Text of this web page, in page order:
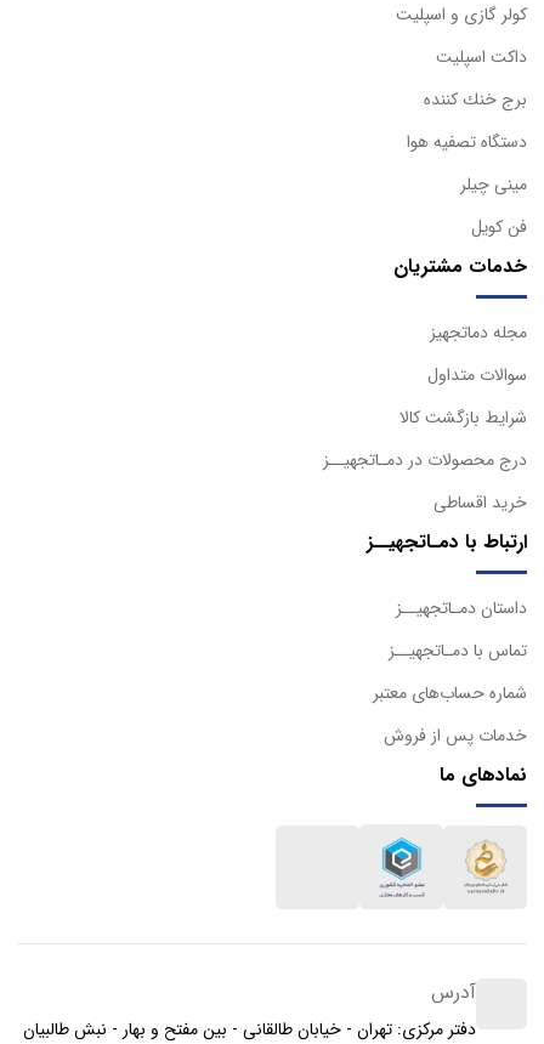
كولر گازی و اسپليت
داكت اسپليت
برج خنك كننده
دستگاه تصفيه هوا
مینی چیلر
فن کویل
خدمات مشتریان
مجله دماتجهیز
سوالات متداول
شرایط بازگشت کالا
درج محصولات در دمـاتجهیــز
خرید اقساطی
ارتباط با دمـاتجهیــز
داستان دمـاتجهیــز
تماس با دمـاتجهیــز
شماره حساب‌های معتبر
خدمات پس از فروش
نمادهای ما
آدرس
دفتر مرکزی: تهران - خیابان طالقانی - بین مفتح و بهار - نبش طالبیان